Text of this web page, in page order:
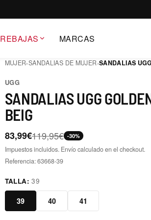
REBAJAS MARCAS
MUJER›SANDALIAS DE MUJER›SANDALIAS
UGG
SANDALIAS UGG
BEIG
83,99€119,95€ -30%
Impuestos incluidos. Envío calculado en el checkout.
Referencia:63668-39
TALLA:39
39 40 41